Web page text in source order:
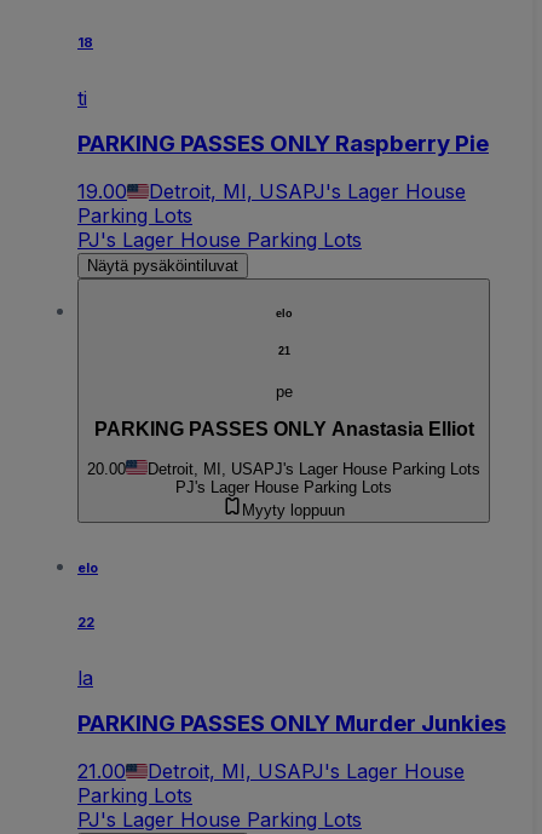
18
ti
PARKING PASSES ONLY Raspberry Pie
19.00 Detroit, MI, USAPJ's Lager House
Parking Lots
PJ's Lager House Parking Lots
Näytä pysäköintiluvat
elo
21
pe
PARKING PASSES ONLY Anastasia Elliot
20.00 Detroit, MI, USAPJ's Lager House Parking Lots
PJ's Lager House Parking Lots
Myyty loppuun
elo
22
la
PARKING PASSES ONLY Murder Junkies
21.00 Detroit, MI, USAPJ's Lager House
Parking Lots
PJ's Lager House Parking Lots